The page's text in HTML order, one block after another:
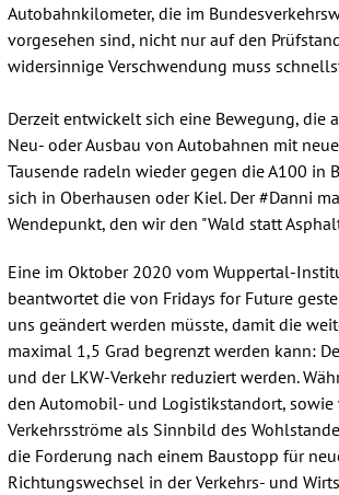
Autobahnkilometer, die im
vorgesehen sind, nicht nur auf den
widersinnige Verschwendung muss
Derzeit entwickelt sich eine Bewegung, die
Neu- oder Ausbau von Autobahnen mit
Tausende radeln wieder gegen die A100 in
sich in Oberhausen oder Kiel. Der #Danni
Wendepunkt, den wir den "Wald statt
Eine im Oktober 2020 vom Wuppertal-
beantwortet die von Fridays for Future
uns geändert werden müsste, damit die
maximal 1,5 Grad begrenzt werden kann:
und der LKW-Verkehr reduziert werden.
den Automobil- und Logistikstandort,
Verkehrsströme als Sinnbild des
die Forderung nach einem Baustopp für
Richtungswechsel in der Verkehrs- und